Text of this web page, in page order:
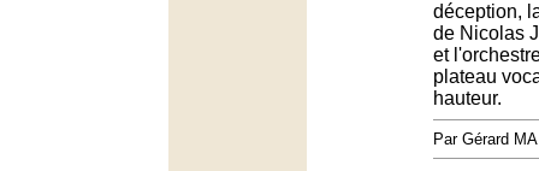
déception,
de Nicolas
et
plateau
hauteur.
Par Gérard